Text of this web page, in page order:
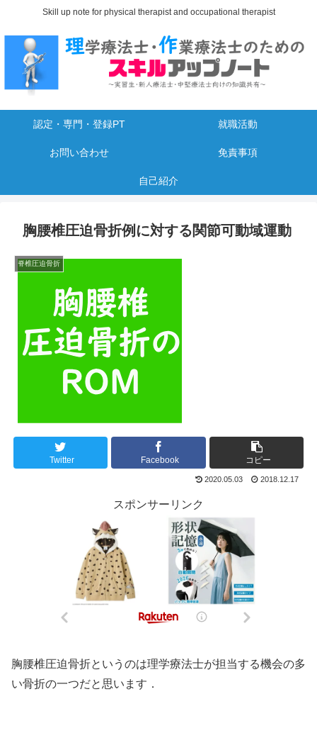
Skill up note for physical therapist and occupational therapist
認定・専門・登録PT 就職活動
お問い合わせ 免責事項
自己紹介
胸腰椎圧迫骨折例に対する関節可動域運動
脊椎圧迫骨折
Twitter Facebook コピー
2020.05.03 2018.12.17
スポンサーリンク
胸腰椎圧迫骨折というのは理学療法士が担当する機会の多
い骨折の一つだと思います．